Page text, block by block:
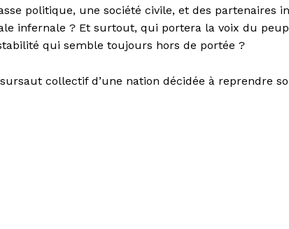
politique, une société civile, et des partenaires
infernale ? Et surtout, qui portera la voix du
qui semble toujours hors de portée ?
collectif d’une nation décidée à reprendre